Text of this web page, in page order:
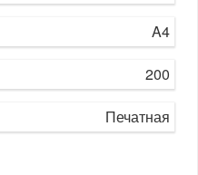
A4
200
Печатная